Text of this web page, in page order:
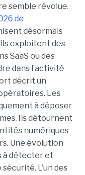
semble révolue.
de
désormais
exploitent des
SaaS ou des
dans l’activité
décrit un
Les
à déposer
Ils détournent
numériques
Une évolution
à détecter et
sécurité. L’un des